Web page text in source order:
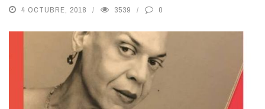
4 OCTUBRE, 2018 3539 0